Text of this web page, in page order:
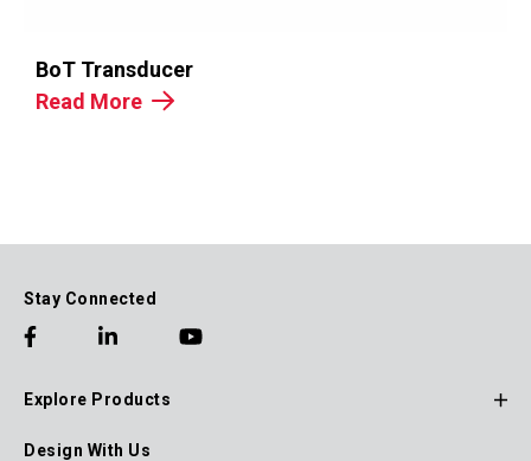
BoT Transducer
Read More
Stay Connected
Footer
Explore Products
Design With Us